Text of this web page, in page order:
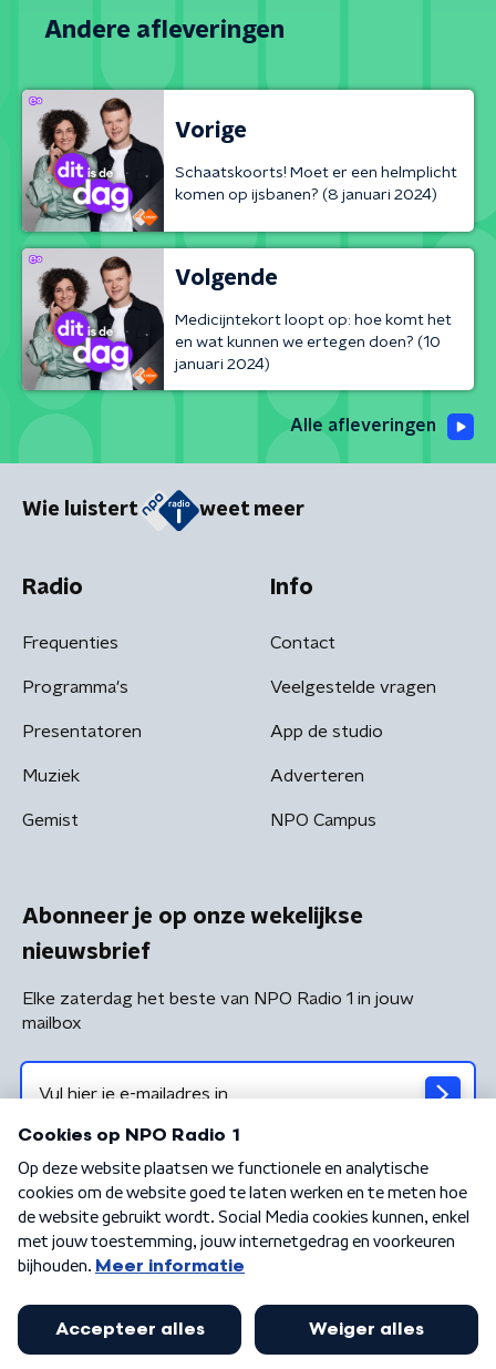
Andere afleveringen
Vorige
Schaatskoorts! Moet er een helmplicht
komen op ijsbanen? (8 januari 2024)
Volgende
Medicijntekort loopt op: hoe komt het
en wat kunnen we ertegen doen? (10
januari 2024)
Alle afleveringen
Wie luistert weet meer
Radio
Frequenties
Programma's
Presentatoren
Muziek
Gemist
Info
Contact
Veelgestelde vragen
App de studio
Adverteren
NPO Campus
Abonneer je op onze wekelijkse
nieuwsbrief
Elke zaterdag het beste van NPO Radio 1 in jouw
mailbox
Algemene voorwaarden